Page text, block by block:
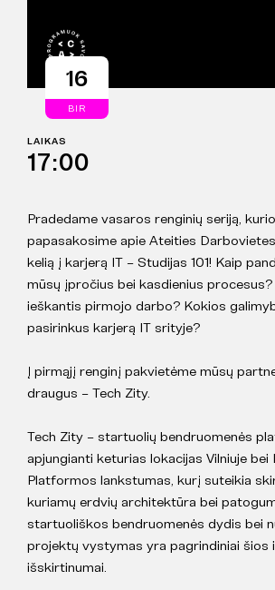
16
BIR
LAIKAS
17:00
Pradedame vasaros renginių seriją,
papasakosime apie Ateities
kelią į karjerą IT – Studijas 101! Kaip
mūsų įpročius bei kasdienius
ieškantis pirmojo darbo? Kokios
pasirinkus karjerą IT srityje?
Į pirmąjį renginį pakvietėme mūsų
draugus – Tech Zity.
Tech Zity – startuolių bendruomenės
apjungianti keturias lokacijas Vilniuje bei
Platformos lankstumas, kurį suteikia
kuriamų erdvių architektūra bei
startuoliškos bendruomenės dydis bei
projektų vystymas yra pagrindiniai
išskirtinumai.